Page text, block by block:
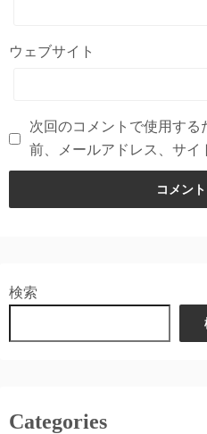
ウェブサイト
次回のコメントで使用する
前、メールアドレス、サイ
検索
Categories